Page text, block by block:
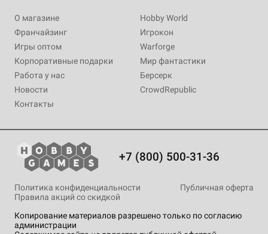
О магазине
Франчайзинг
Игры оптом
Корпоративные подарки
Работа у нас
Новости
Контакты
Hobby World
Игрокон
Warforge
Мир фантастики
Берсерк
CrowdRepublic
+7 (800) 500-31-36
Копирование материалов разрешено только по согласию
администрации
Политика конфиденциальности
Публичная оферта
Правила акций со скидкой